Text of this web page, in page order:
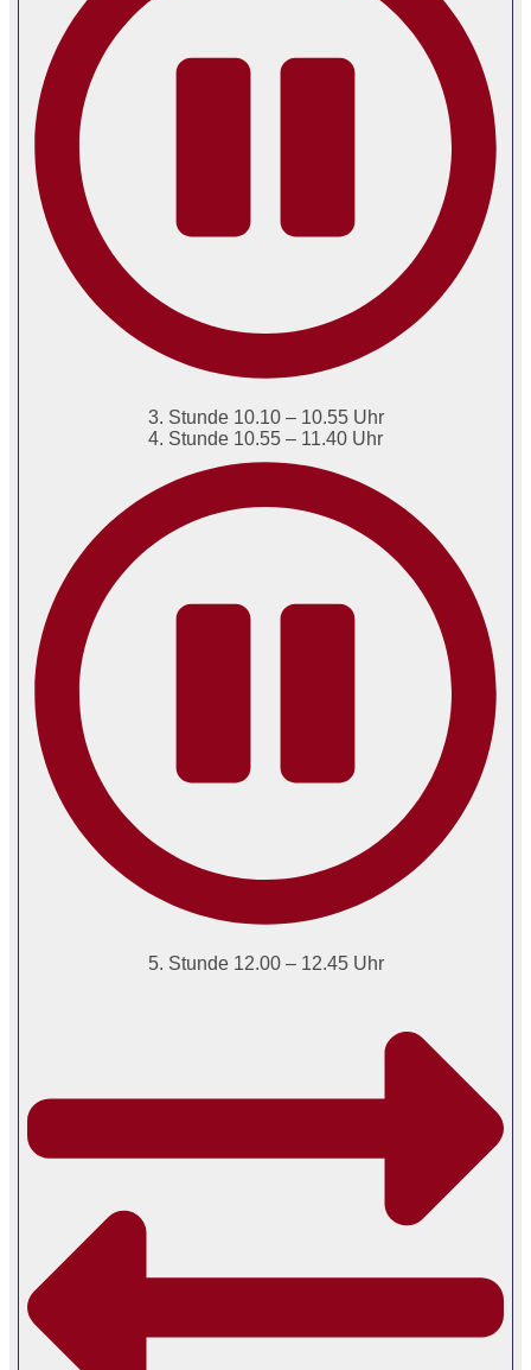
3. Stunde 10.10 – 10.55 Uhr
4. Stunde 10.55 – 11.40 Uhr
5. Stunde 12.00 – 12.45 Uhr